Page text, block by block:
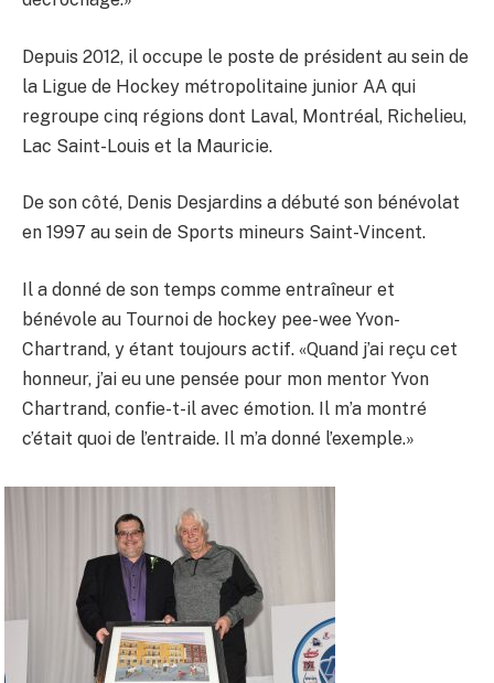
Depuis 2012, il occupe le poste de président au sein de
la Ligue de Hockey métropolitaine junior AA qui
regroupe cinq régions dont Laval, Montréal, Richelieu,
Lac Saint-Louis et la Mauricie.
De son côté, Denis Desjardins a débuté son bénévolat
en 1997 au sein de Sports mineurs Saint-Vincent.
Il a donné de son temps comme entraîneur et
bénévole au Tournoi de hockey pee-wee Yvon-
Chartrand, y étant toujours actif. «Quand j’ai reçu cet
honneur, j’ai eu une pensée pour mon mentor Yvon
Chartrand, confie-t-il avec émotion. Il m’a montré
c’était quoi de l’entraide. Il m’a donné l’exemple.»